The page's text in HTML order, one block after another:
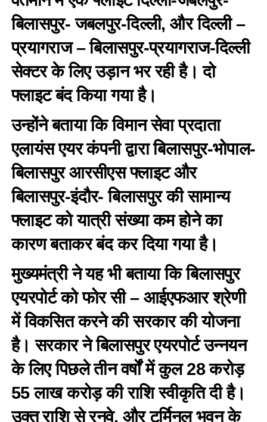
बिलासपुर- जबलपुर-दिल्ली, और दिल्ली –
प्रयागराज – बिलासपुर-प्रयागराज-दिल्ली
सेक्टर के लिए उड़ान भर रही है। दो
फ्लाइट बंद किया गया है।
उन्होंने बताया कि विमान सेवा प्रदाता
एलायंस एयर कंपनी द्वारा बिलासपुर-भोपाल-
बिलासपुर आरसीएस फ्लाइट और
बिलासपुर-इंदौर- बिलासपुर की सामान्य
फ्लाइट को यात्री संख्या कम होने का
कारण बताकर बंद कर दिया गया है।
मुख्यमंत्री ने यह भी बताया कि बिलासपुर
एयरपोर्ट को फोर सी – आईएफआर श्रेणी
में विकसित करने की सरकार की योजना
है। सरकार ने बिलासपुर एयरपोर्ट उन्नयन
के लिए पिछले तीन वर्षों में कुल 28 करोड़
55 लाख करोड़ की राशि स्वीकृति दी है।
उक्त राशि से रनवे, और टर्मिनल भवन के